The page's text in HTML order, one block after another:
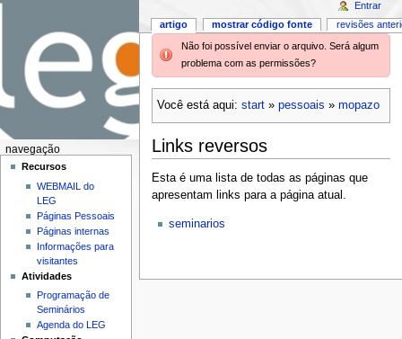
Não foi possível enviar o arquivo. Será algum
problema com as permissões?
Você está aqui: start» pessoais » mopazo
Links reversos
Esta é uma lista de todas as páginas que
apresentam links para a página atual.
seminarios
artigo mostrar código fonte revisões
Entrar
navegação
Recursos
WEBMAIL do
LEG
Páginas Pessoais
Páginas internas
Informações para
visitantes
Atividades
Programação de
Seminários
Agenda do LEG